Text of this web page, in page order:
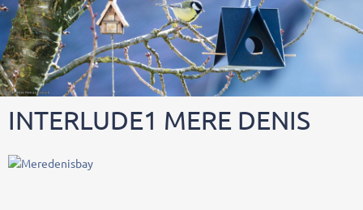
INTERLUDE1 MERE DENIS